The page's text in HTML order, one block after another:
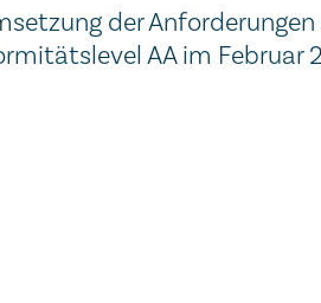
der Anforderungen
AA im Februar